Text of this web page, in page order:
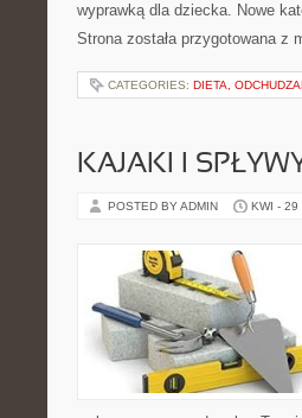
wyprawką dla dziecka. Nowe
Strona została przygotowana
CATEGORIES: DIETA,
KAJAKI I
POSTED BY ADMIN KWI - 29